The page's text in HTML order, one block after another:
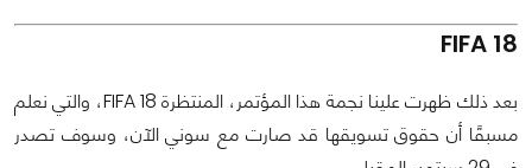
FIFA 18
بعد ذلك ظهرت علينا نجمة هذا المؤتمر، المنتظرة FIFA 18، والتي نعلم
مسبقًا أن حقوق تسويقها قد صارت مع سوني الآن، وسوف تصدر